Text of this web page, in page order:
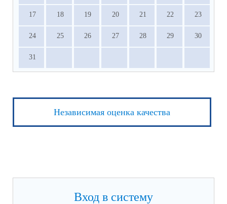
17 18 19 20 21 22 23
24 25 26 27 28 29 30
31
Независимая оценка качества
Вход в систему